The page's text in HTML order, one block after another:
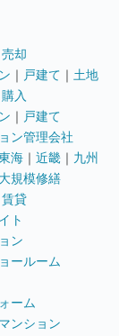
却
｜ 戸建て ｜ 土地
入
｜ 戸建て
ン管理会社
海 ｜ 近畿 ｜ 九州
規模修繕
貸
ト
ン
ールーム
ーム
マンション